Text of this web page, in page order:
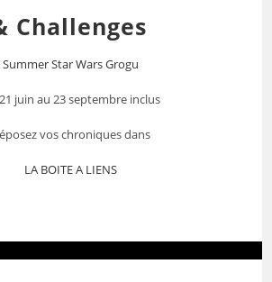
Challenges
Summer Star Wars Grogu
juin au 23 septembre inclus
vos chroniques dans
LA BOITE A LIENS